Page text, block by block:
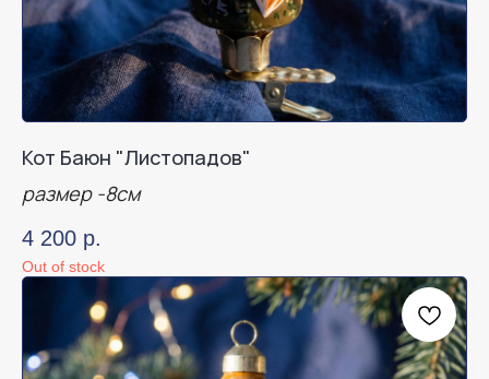
Кот Баюн "Листопадов"
размер -8см
4 200 р.
Out of stock